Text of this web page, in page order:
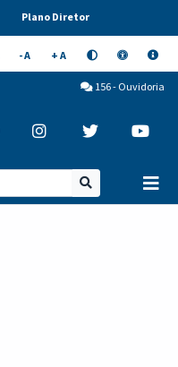
Plano Diretor
- A + A
156 - Ouvidoria